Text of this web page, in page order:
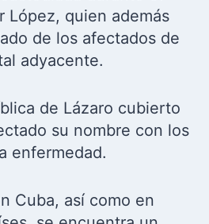
López, quien además
de los afectados de
adyacente.
de Lázaro cubierto
su nombre con los
enfermedad.
Cuba, así como en